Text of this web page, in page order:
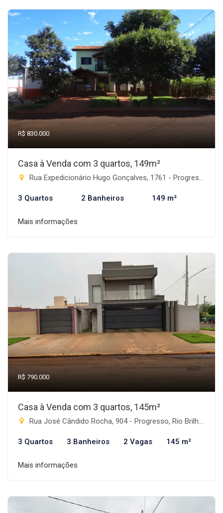
R$ 830.000
Casa à Venda com 3 quartos, 149m²
Rua Expedicionário Hugo Gonçalves, 1761 - Progresso, Rio Brilhante-MS
3 Quartos 2 Banheiros 149 m²
Mais informações
R$ 790.000
Casa à Venda com 3 quartos, 145m²
Rua José Cândido Rocha, 904 - Progresso, Rio Brilhante-MS
3 Quartos 3 Banheiros 2 Vagas 145 m²
Mais informações